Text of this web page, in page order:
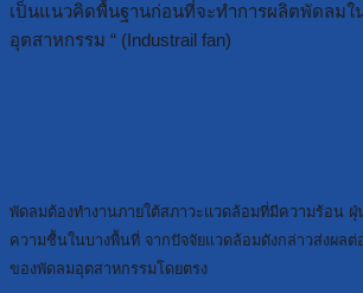
เป็นแนวคิดพื้นฐานก่อนที่จะทำการผลิตพัดลมใ
อุตสาหกรรม “ (Industrail fan)
พัดลมต้องทำงานภายใต้สภาวะแวดล้อมที่มีความร้อน
ความชื้นในบางพื้นที่ จากปัจจัยแวดล้อมดังกล่าวส่งผล
ของพัดลมอุตสาหกรรมโดยตรง